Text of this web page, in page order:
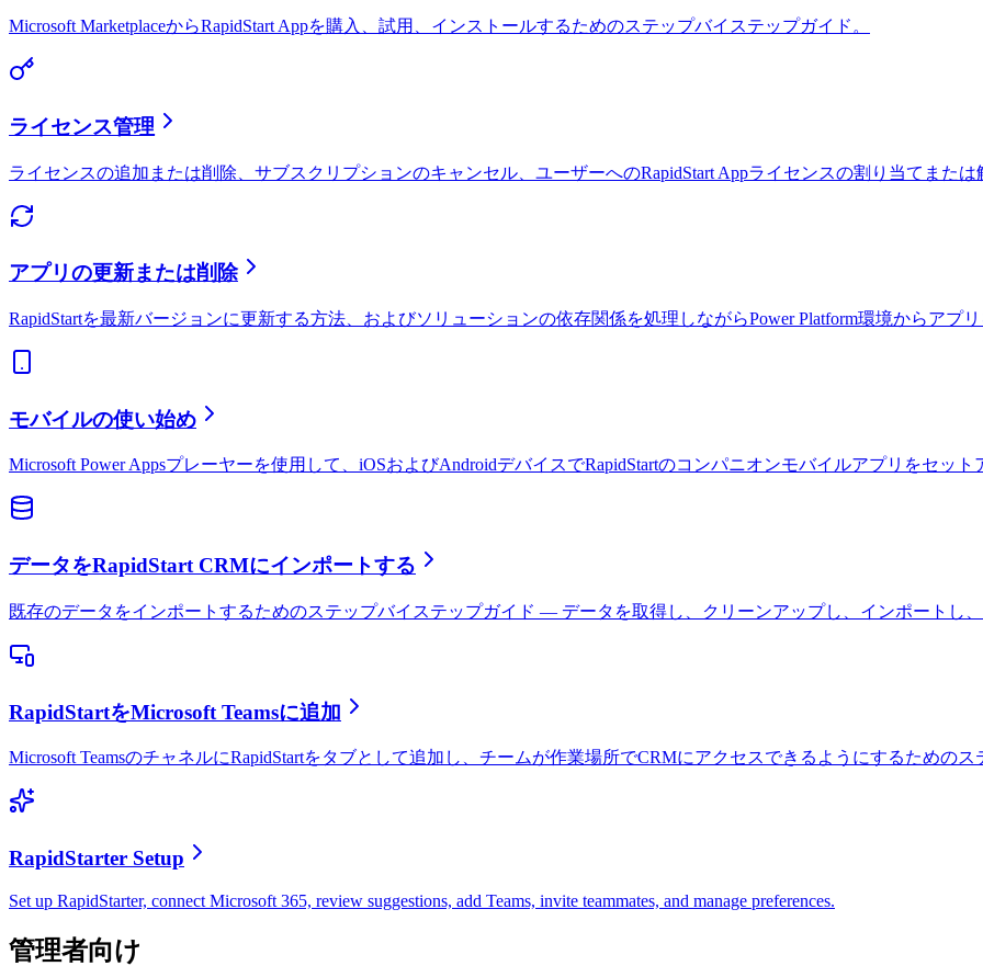
Microsoft MarketplaceからRapidStart Appを購入、試用、インストールするためのステップバイステップガイド。
ライセンス管理
ライセンスの追加または削除、サブスクリプションのキャンセル、ユーザーへのRapidStart Appライセンスの割り当てまたは
アプリの更新または削除
RapidStartを最新バージョンに更新する方法、およびソリューションの依存関係を処理しながらPower Platform環境からアプリ
モバイルの使い始め
Microsoft Power Appsプレーヤーを使用して、iOSおよびAndroidデバイスでRapidStartのコンパニオンモバイルアプリをセット
データをRapidStart CRMにインポートする
既存のデータをインポートするためのステップバイステップガイド — データを取得し、クリーンアップし、インポートし
RapidStartをMicrosoft Teamsに追加
Microsoft TeamsのチャネルにRapidStartをタブとして追加し、チームが作業場所でCRMにアクセスできるようにするためのス
RapidStarter Setup
Set up RapidStarter, connect Microsoft 365, review suggestions, add Teams, invite teammates, and manage preferences.
管理者向け